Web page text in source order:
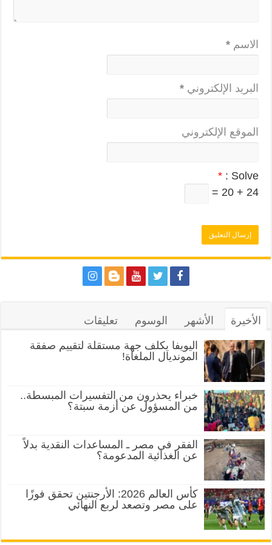
الاسم *
البريد الإلكتروني *
الموقع الإلكتروني
Solve :
*
24 + 20 =
الأخيرة الأشهر الوسوم تعليقات
اليويفا يكلف جهة مستقلة لتقييم صفقة
المونديال الملغاة!
خبراء يحذرون من التفسيرات المبسطة..
من المسؤول عن أزمة سبتة؟
الفقر في مصر ـ المساعدات النقدية بدلاً
عن الغذائية المدعومة؟
كأس العالم 2026: الأرجنتين تحقق فوزًا
على مصر وتصعد لربع النهائي